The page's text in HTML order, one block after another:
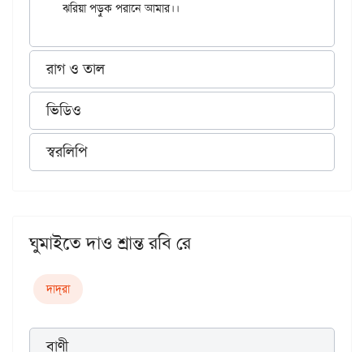
রাগ ও তাল
ভিডিও
স্বরলিপি
ঘুমাইতে দাও শ্রান্ত রবি রে
দাদ্‌রা
বাণী